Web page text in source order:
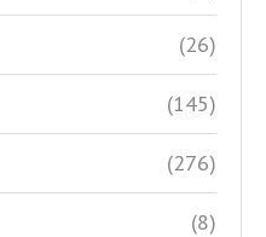
(26)
(145)
(276)
(8)